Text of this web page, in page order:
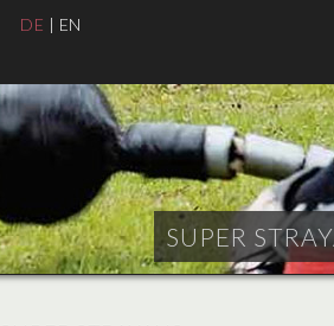
DE | EN
SUPER